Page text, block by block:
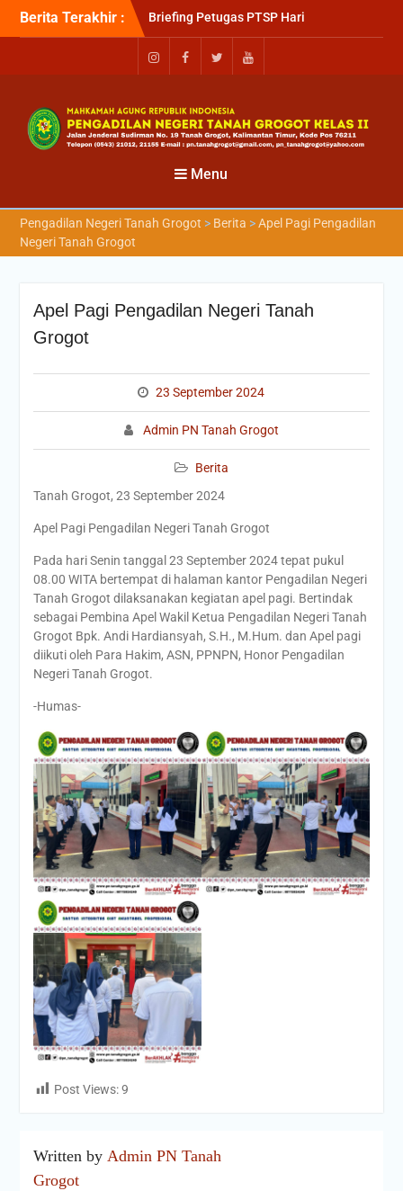
Berita Terakhir :
Briefing Petugas PTSP Hari
Kamis Tanggal 6 Agustus
2026
Sosialisasi Kepesertaan
Kesehatan Nasional (JKN)
bagi Pengadilan Negeri
Tanah Grogot oleh BPJS
Kesehatan Cabang
Briefin Petugas PTSP Hari
Senin, 3 Agustus 2026
Menu
Pengadilan Negeri Tanah Grogot > Berita >Apel Pagi Pengadilan
Negeri Tanah Grogot
Apel Pagi Pengadilan Negeri Tanah
Grogot
23 September 2024
Admin PN Tanah Grogot
Berita
Tanah Grogot, 23 September 2024
Apel Pagi Pengadilan Negeri Tanah Grogot
Pada hari Senin tanggal 23 September 2024 tepat pukul
08.00 WITA bertempat di halaman kantor Pengadilan Negeri
Tanah Grogot dilaksanakan kegiatan apel pagi. Bertindak
sebagai Pembina Apel Wakil Ketua Pengadilan Negeri Tanah
Grogot Bpk. Andi Hardiansyah, S.H., M.Hum. dan Apel pagi
diikuti oleh Para Hakim, ASN, PPNPN, Honor Pengadilan
Negeri Tanah Grogot.
-Humas-
Post Views: 9
Written by Admin PN Tanah
Grogot